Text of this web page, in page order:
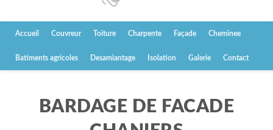
Accueil Couvreur Toiture Charpente Façade Cheminee
Batiments agricoles Desamiantage Isolation Galerie Contact
BARDAGE DE FACADE